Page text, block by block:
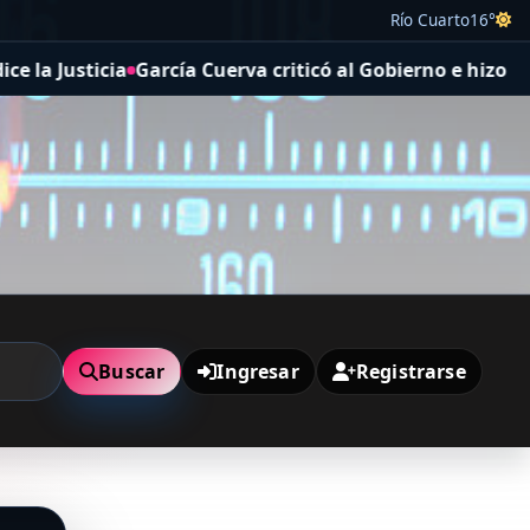
Río Cuarto16°
García Cuerva criticó al Gobierno e hizo un
Buscar Ingresar Registrarse